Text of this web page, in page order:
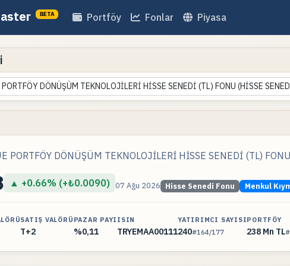
BETA Portföy Fonlar Piyasa
DÖNÜŞÜM TEKNOLOJİLERİ HİSSE SENEDİ (TL) FONU (HİSSE
PORTFÖY DÖNÜŞÜM TEKNOLOJİLERİ HİSSE SENEDİ (TL)
▲ +0.66% (+₺0.0090) 07 Ağu 2026 Hisse Senedi Fonu Menkul
SATIŞ VALÖRÜ
T+2
PAZAR PAYI
%0,11
ISIN
TRYEMAA00111
YATIRIMCI SAYISI
240#164/177
PORTFÖY
238 Mn TL